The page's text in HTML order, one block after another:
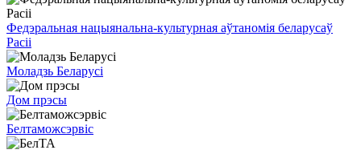
Федэральная нацыянальна-культурная аўтаномія беларусаў
Расіі
Моладзь Беларусі
Дом прэсы
Белтаможсэрвіс